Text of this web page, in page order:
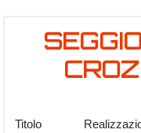
Titolo